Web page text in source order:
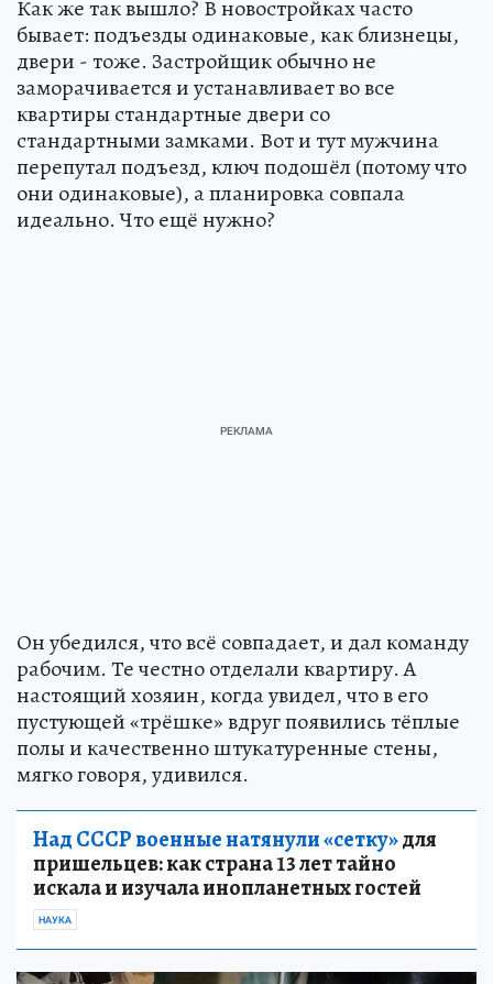
Как же так вышло? В новостройках часто
бывает: подъезды одинаковые, как близнецы,
двери - тоже. Застройщик обычно не
заморачивается и устанавливает во все
квартиры стандартные двери со
стандартными замками. Вот и тут мужчина
перепутал подъезд, ключ подошёл (потому что
они одинаковые), а планировка совпала
идеально. Что ещё нужно?
Он убедился, что всё совпадает, и дал команду
рабочим. Те честно отделали квартиру. А
настоящий хозяин, когда увидел, что в его
пустующей «трёшке» вдруг появились тёплые
полы и качественно штукатуренные стены,
мягко говоря, удивился.
Над СССР военные натянули «сетку»для
пришельцев: как страна 13 лет тайно
искала и изучала инопланетных гостей
НАУКА